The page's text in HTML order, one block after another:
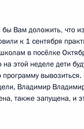
бы Вам доложить, что
к 1 сентября
в посёлке
на этой неделе дети
программу
Владимир
также запущена, и